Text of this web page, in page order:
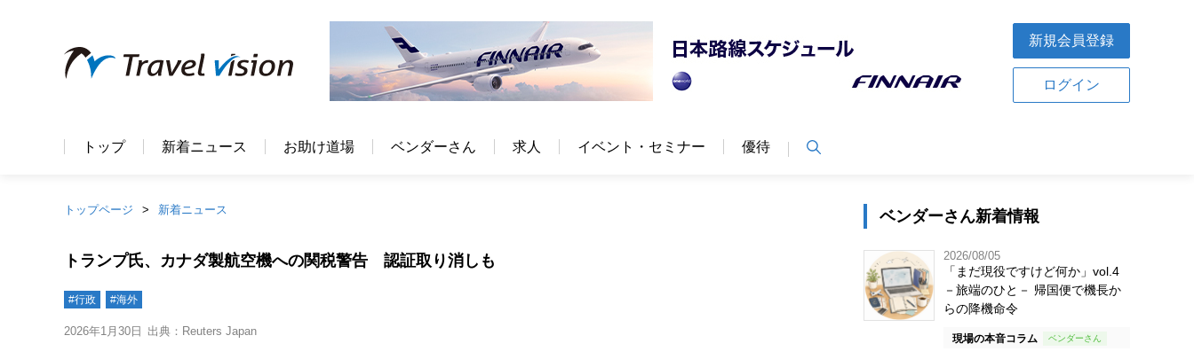
新規会員登録
ログイン
トップ 新着ニュース お助け道場 ベンダーさん 求人 イベント・セミナー 優待
トップページ 新着ニュース
トランプ氏、カナダ製航空機への関税警告 認証取り消しも
#行政 #海外
2026年1月30日 出典：Reuters Japan
ベンダーさん新着情報
2026/08/05
「まだ現役ですけど何か」vol.4
－旅端のひと－ 帰国便で機長か
らの降機命令
現場の本音コラム